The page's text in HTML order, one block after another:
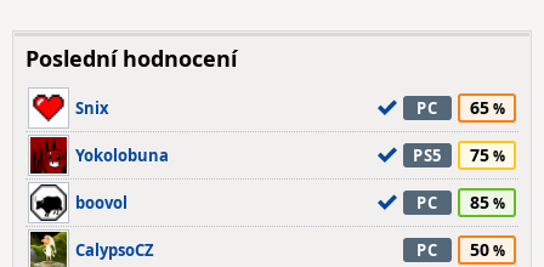
Poslední hodnocení
Snix PC 65
Yokolobuna PS5 75
boovol PC 85
CalypsoCZ PC 50